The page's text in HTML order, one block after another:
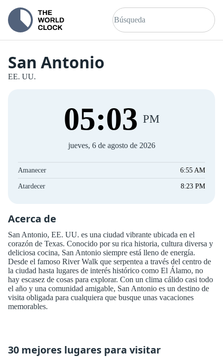
San Antonio
EE. UU.
05:04 PM
jueves, 6 de agosto de 2026
Amanecer 6:55 AM
Atardecer 8:23 PM
Acerca de
San Antonio, EE. UU. es una ciudad vibrante ubicada en el
corazón de Texas. Conocido por su rica historia, cultura diversa y
deliciosa cocina, San Antonio siempre está lleno de energía.
Desde el famoso River Walk que serpentea a través del centro de
la ciudad hasta lugares de interés histórico como El Álamo, no
hay escasez de cosas para explorar. Con un clima cálido casi todo
el año y una comunidad amigable, San Antonio es un destino de
visita obligada para cualquiera que busque unas vacaciones
memorables.
30 mejores lugares para visitar